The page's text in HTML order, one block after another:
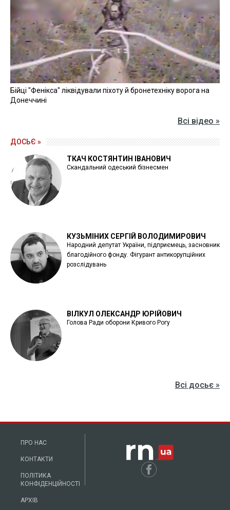
Бійці "Фенікса" ліквідували піхоту й бронетехніку ворога на
Донеччині
Всі відео »
ДОСЬЄ »
ТКАЧ КОСТЯНТИН ІВАНОВИЧ
Скандальний одеський бізнесмен
КУЗЬМІНИХ СЕРГІЙ ВОЛОДИМИРОВИЧ
Народний депутат України, підприємець, засновник
благодійного фонду. Фігурант антикорупційних
розслідувань
ВІЛКУЛ ОЛЕКСАНДР ЮРІЙОВИЧ
Голова Ради оборони Кривого Рогу
Всі досьє »
ПРО НАС
КОНТАКТИ
ПОЛІТИКА
КОНФІДЕНЦІЙНОСТІ
АРХІВ